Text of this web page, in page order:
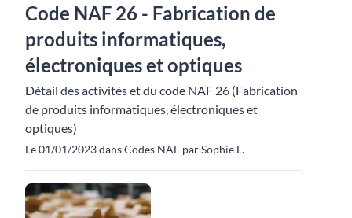
Code NAF 26 - Fabrication de
produits informatiques,
électroniques et optiques
Détail des activités et du code NAF 26 (Fabrication
de produits informatiques, électroniques et
optiques)
Le 01/01/2023 dans Codes NAF par Sophie L.